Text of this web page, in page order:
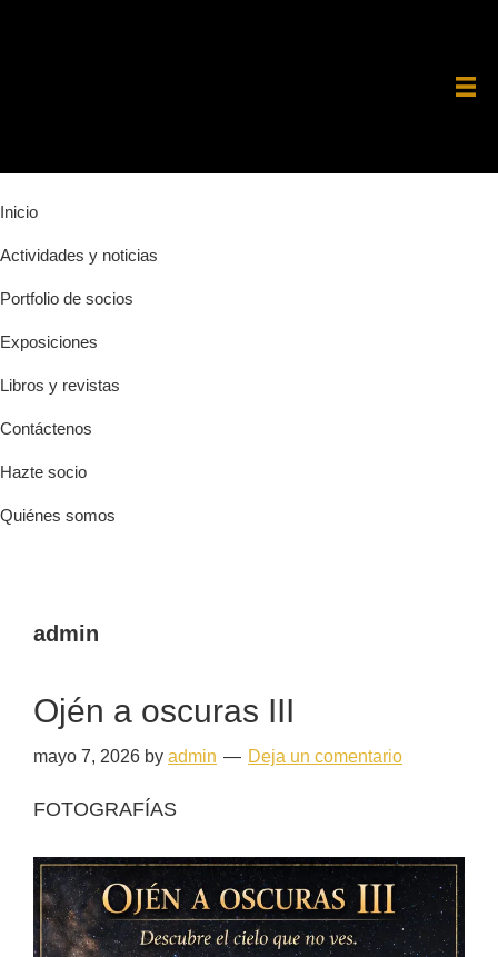
principal
Inicio
Actividades y noticias
Portfolio de socios
Exposiciones
Libros y revistas
Contáctenos
Hazte socio
Quiénes somos
admin
Ojén a oscuras III
mayo 7, 2026 by admin Deja un comentario
FOTOGRAFÍAS